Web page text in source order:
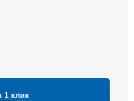
1 клик